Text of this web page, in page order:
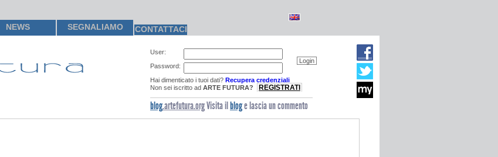
NEWS SEGNALIAMO CONTATTACI
User:
Password:
Login
Hai dimenticato i tuoi dati? Recupera credenziali
Non sei iscritto ad ARTE FUTURA? REGISTRATI
blog.artefutura.orgVisita ilbloge lascia un commento